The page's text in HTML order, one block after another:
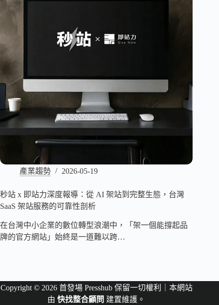
產業趨勢 2026-05-19
秒站 x 即站力深度報導：從 AI 架站到完整生態，台灣
SaaS 架站服務的可靠性剖析
在台灣中小企業的數位轉型浪潮中，「架一個能撐起品
牌的官方網站」始終是一道難以跨…
Copyright © 2026 首發場 Presshub 保留一切權利｜本網站
由快找整合顧問 建置維護。